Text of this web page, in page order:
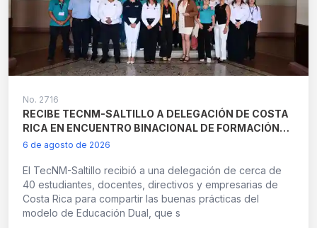
No. 2716
RECIBE TECNM-SALTILLO A DELEGACIÓN DE COSTA
RICA EN ENCUENTRO BINACIONAL DE FORMACIÓN
DUAL “SABERES QUE SE ENCUENTRAN”
6 de agosto de 2026
El TecNM-Saltillo recibió a una delegación de cerca de
40 estudiantes, docentes, directivos y empresarias de
Costa Rica para compartir las buenas prácticas del
modelo de Educación Dual, que s